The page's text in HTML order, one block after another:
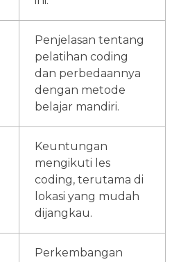
Penjelasan tentang
pelatihan coding
dan perbedaannya
dengan metode
belajar mandiri.
Keuntungan
mengikuti les
coding, terutama di
lokasi yang mudah
dijangkau.
Perkembangan